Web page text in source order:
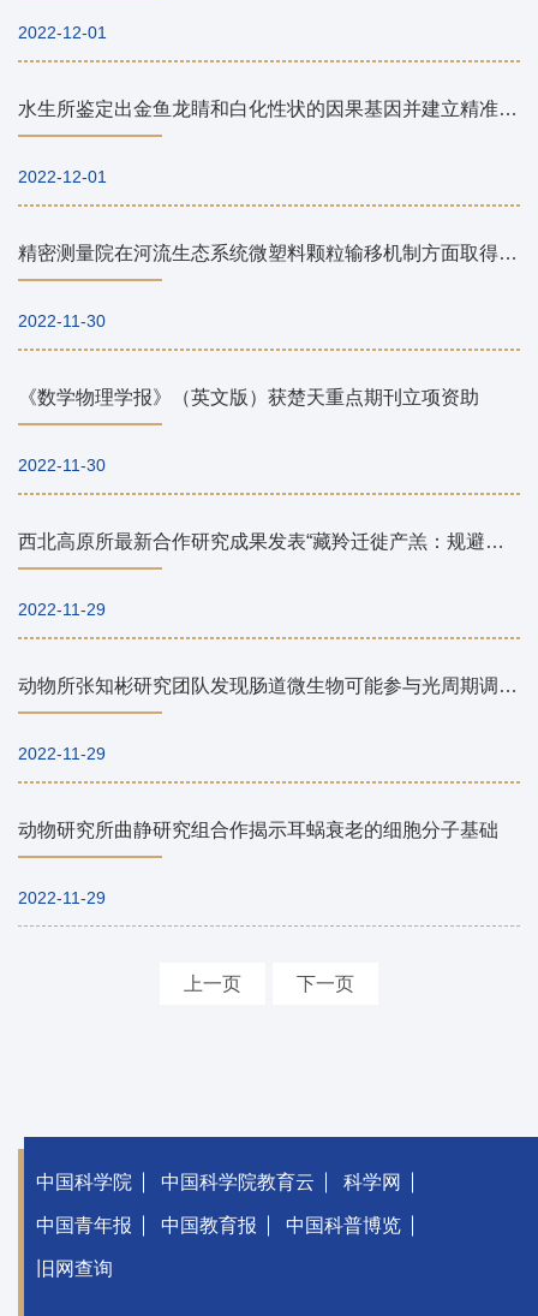
2022-12-01
水生所鉴定出金鱼龙睛和白化性状的因果基因并建立精准分子设计育种技术
2022-12-01
精密测量院在河流生态系统微塑料颗粒输移机制方面取得重要进展
2022-11-30
《数学物理学报》（英文版）获楚天重点期刊立项资助
2022-11-30
西北高原所最新合作研究成果发表“藏羚迁徙产羔：规避寄生虫感染风险”论文
2022-11-29
动物所张知彬研究团队发现肠道微生物可能参与光周期调控鼠类的季节性繁殖
2022-11-29
动物研究所曲静研究组合作揭示耳蜗衰老的细胞分子基础
2022-11-29
上一页 下一页
中国科学院 中国科学院教育云 科学网
中国青年报 中国教育报 中国科普博览
旧网查询